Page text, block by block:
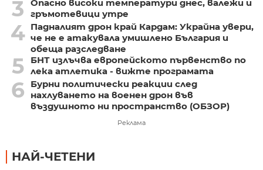
3
Опасно високи температури днес, валежи и
гръмотевици утре
4 Падналият дрон край Кардам: Украйна увери,
че не е атакувала умишлено България и
обеща разследване
5
БНТ излъчва европейското първенство по
лека атлетика - вижте програмата
6
Бурни политически реакции след
нахлуването на военен дрон във
въздушното ни пространство (ОБЗОР)
Реклама
НАЙ-ЧЕТЕНИ